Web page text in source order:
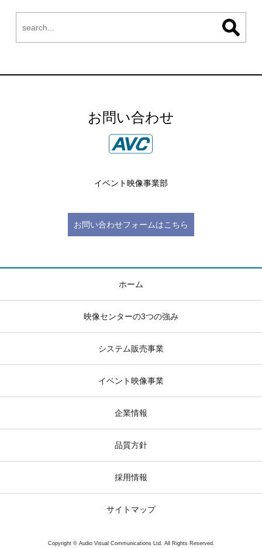
お問い合わせ
イベント映像事業部
お問い合わせフォームはこちら
ホーム
映像センターの3つの強み
システム販売事業
イベント映像事業
企業情報
品質方針
採用情報
サイトマップ
Copyright © Audio Visual Communications Ltd. All Rights Reserved.